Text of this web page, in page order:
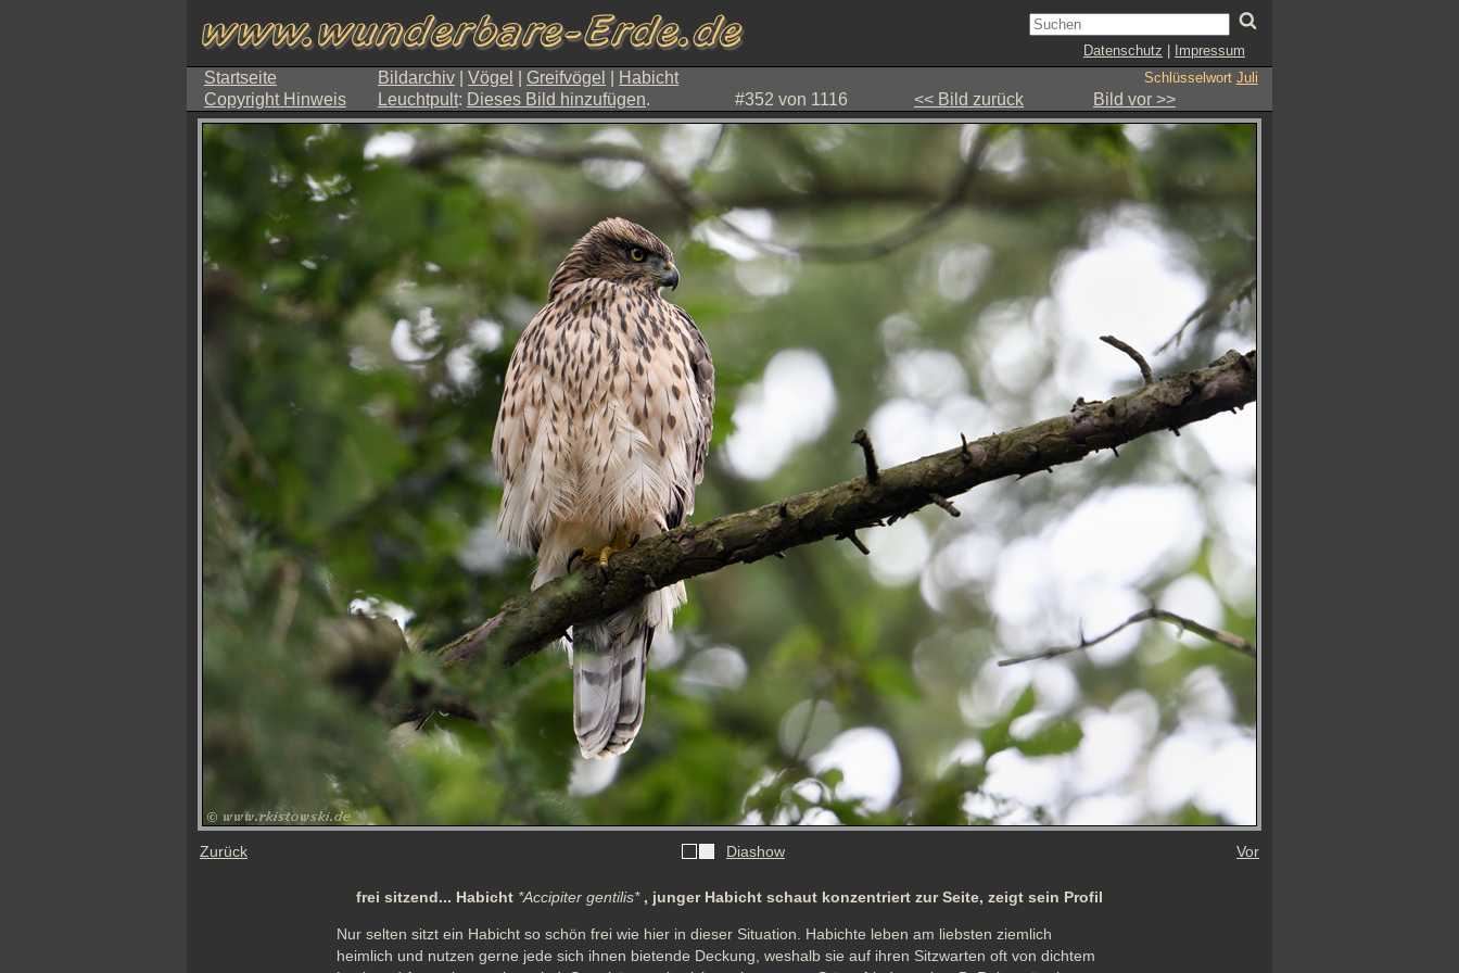
Datenschutz Impressum
Startseite Bildarchiv Vögel Greifvögel Habicht Schlüsselwort Juli
Copyright Hinweis Leuchtpult: Dieses Bild hinzufügen. #352 von 1116 << Bild zurück Bild vor >>
Zurück Diashow Vor
frei sitzend... Habicht *Accipiter gentilis*, junger Habicht schaut konzentriert zur Seite, zeigt sein Profil
Nur selten sitzt ein Habicht so schön frei wie hier in dieser Situation. Habichte leben am liebsten ziemlich
heimlich und nutzen gerne jede sich ihnen bietende Deckung, weshalb sie auf ihren Sitzwarten oft von dichtem